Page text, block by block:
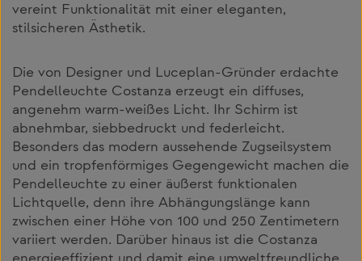
vereint Funktionalität mit einer eleganten,
stilsicheren Ästhetik.
Die von Designer und Luceplan-Gründer erdachte
Pendelleuchte Costanza erzeugt ein diffuses,
angenehm warm-weißes Licht. Ihr Schirm ist
abnehmbar, siebbedruckt und federleicht.
Besonders das modern aussehende Zugseilsystem
und ein tropfenförmiges Gegengewicht machen die
Pendelleuchte zu einer äußerst funktionalen
Lichtquelle, denn ihre Abhängungslänge kann
zwischen einer Höhe von 100 und 250 Zentimetern
variiert werden. Darüber hinaus ist die Costanza